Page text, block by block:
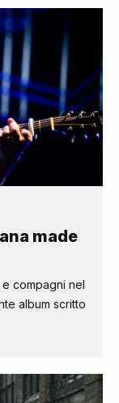
made
compagni nel
album scritto